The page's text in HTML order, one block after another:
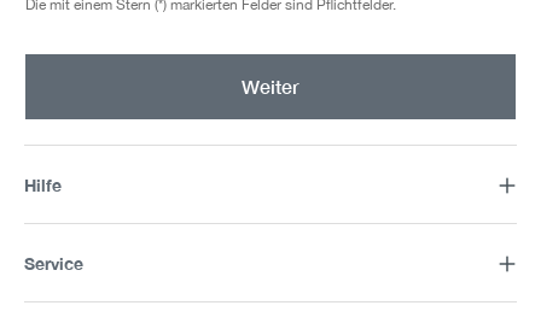
Die mit einem Stern (*) markierten Felder sind Pflichtfelder.
Weiter
Hilfe
Service